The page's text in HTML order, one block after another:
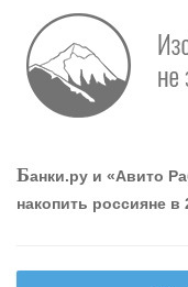
привлечь и
Банки.ру и «Авито
накопить россияне в